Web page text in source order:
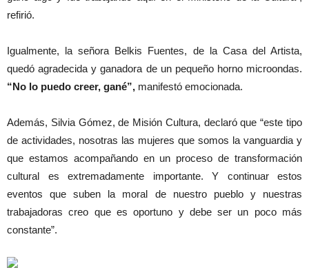
refirió.
Igualmente, la señora Belkis Fuentes, de la Casa del Artista,
quedó agradecida y ganadora de un pequeño horno microondas.
“No lo puedo creer, gané”, manifestó emocionada.
Además, Silvia Gómez, de Misión Cultura, declaró que “este tipo
de actividades, nosotras las mujeres que somos la vanguardia y
que estamos acompañando en un proceso de transformación
cultural es extremadamente importante. Y continuar estos
eventos que suben la moral de nuestro pueblo y nuestras
trabajadoras creo que es oportuno y debe ser un poco más
constante”.